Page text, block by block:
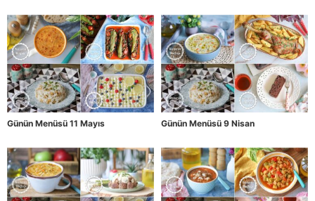
Günün Menüsü 11 Mayıs Günün Menüsü 9 Nisan